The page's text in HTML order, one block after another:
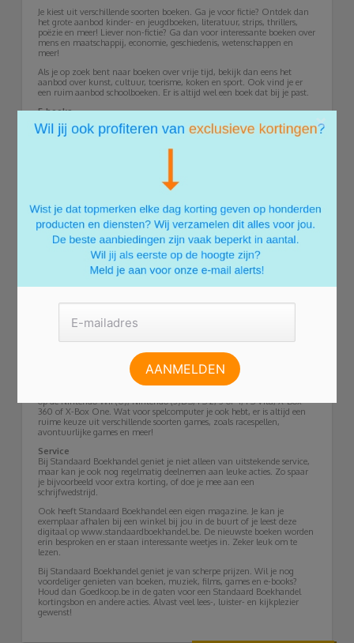
Je kiest uit verschillende soorten boeken. Ga je voor fictie? Ontdek dan
het grote aanbod kinder- en jeugdboeken, literatuur, strips, thrillers,
poëzie en meer! Liever non-fictie? Ga dan voor interessante boeken over
mens en maatschappij, economie, geschiedenis, wetenschappen en
meer!
Als je op zoek bent naar boeken over vrije tijd, bekijk dan eens het
aanbod over kunst, cultuur, toerisme, koken en sport. Ook vind je er
een ruim aanbod schoolboeken. Er is altijd wel een boek dat bij je past.
E-books
Voor e-books ben je op Standaardboekhandel.be aan het juiste adres. Je
ontdekt er meer dan 28.000 Nederlandstalige, zo’n 583.000
favoriete boek als e-book verkrijgbaar is.
Bekijk dan eens de top 10 e-books van het moment. Er is er vast een
voor je bij die je in één adem wilt uitlezen.
Bij Standaard Boekhandel bestel je er meteen je e-reader van Tolino bij.
Deze lichte e-readers blinken uit in gebruiksgemak. Het voordeel van
een e-reader van Tolino is dat wanneer je een e-book bestelt bij
Standaard Boekhandel, deze automatisch opgeslagen wordt in je e-
bibliotheek. Zo navigeer je gemakkelijk door je boeken en bewaar je ze
allemaal op dezelfde plek.
via Standaard Boekhandel. Je vindt er verschillende stijlen, zoals
en electro en nog veel meer!
Als je liever een spannende film kijkt, dan kies je uit meer dan 25.000
stuks je favoriet. Van jeugdige films, actiefilms en trillers, tot komedies,
dramafilms en documentaires. Ga voor een klassieker of ontdek een
op de Nintendo Wii (U), Nintendo (3)DS, PS 2, 3 of 4, PS Vita, X-Box
360 of X-Box One. Wat voor spelcomputer je ook hebt, er is altijd een
ruime keuze uit verschillende soorten games, zoals racespellen,
avontuurlijke games en meer!
Service
Bij Standaard Boekhandel geniet je niet alleen van uitstekende service,
maar kan je ook nog regelmatig deelnemen aan leuke acties. Zo spaar
je bijvoorbeeld voor extra korting, of doe je mee aan een
schrijfwedstrijd.
Ook heeft Standaard Boekhandel een eigen magazine. Je kan je
exemplaar afhalen bij een winkel bij jou in de buurt of je leest deze
digitaal op www.standaardboekhandel.be. De nieuwste boeken worden
erin besproken en er staan interessante weetjes in. Zeker leuk om te
lezen.
Bij Standaard Boekhandel geniet je van scherpe prijzen. Wil je nog
voordeliger genieten van boeken, muziek, films, games en e-books?
Houd dan Goedkoop.be in de gaten voor een Standaard Boekhandel
kortingsbon en andere acties. Alvast veel lees-, luister- en kijkplezier
gewenst!
×